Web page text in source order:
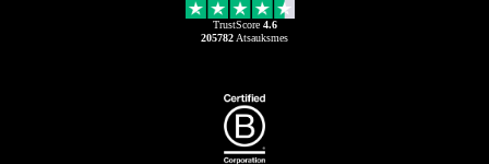
TrustScore 4.6
205782 Atsauksmes